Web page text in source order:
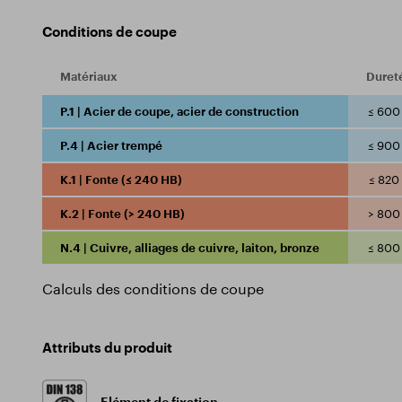
Conditions de coupe
Matériaux
P.1 | Acier de coupe, acier de construction ≤ 600
P.4 | Acier trempé ≤ 900
K.1 | Fonte (≤ 240 HB) ≤ 820
K.2 | Fonte (> 240 HB) > 800
N.4 | Cuivre, alliages de cuivre, laiton, bronze ≤ 800
Calculs des conditions de coupe
Attributs du produit